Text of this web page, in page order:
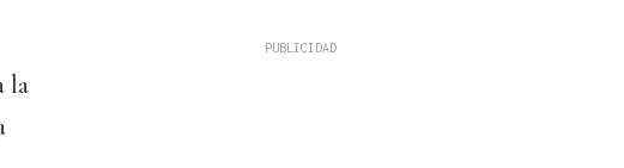
la